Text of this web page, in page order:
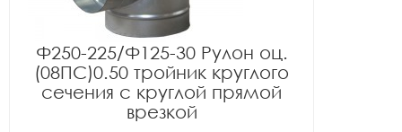
Ф250-225/Ф125-30 Рулон оц.
(08ПС)0.50 тройник круглого
сечения с круглой прямой
врезкой